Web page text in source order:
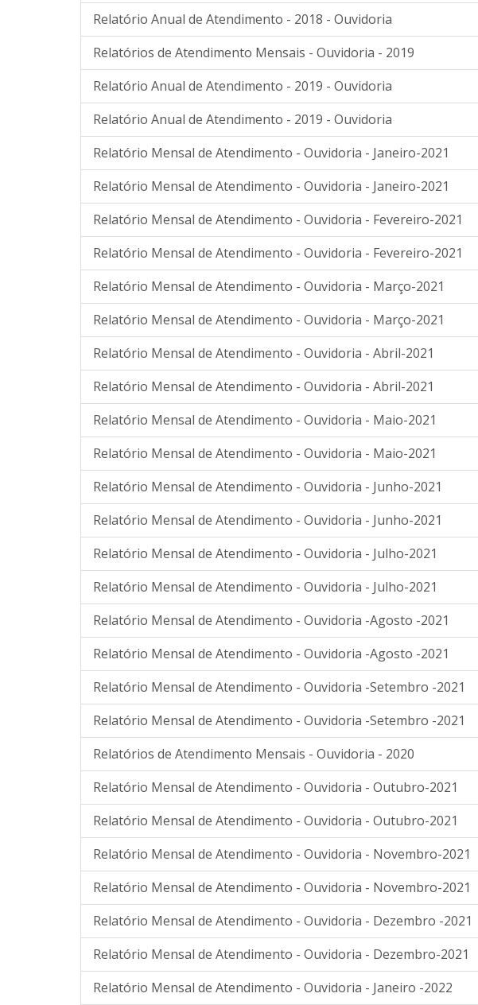
Relatório Anual de Atendimento - 2018 - Ouvidoria
Relatórios de Atendimento Mensais - Ouvidoria - 2019
Relatório Anual de Atendimento - 2019 - Ouvidoria
Relatório Anual de Atendimento - 2019 - Ouvidoria
Relatório Mensal de Atendimento - Ouvidoria - Janeiro-2021
Relatório Mensal de Atendimento - Ouvidoria - Janeiro-2021
Relatório Mensal de Atendimento - Ouvidoria - Fevereiro-2021
Relatório Mensal de Atendimento - Ouvidoria - Fevereiro-2021
Relatório Mensal de Atendimento - Ouvidoria - Março-2021
Relatório Mensal de Atendimento - Ouvidoria - Março-2021
Relatório Mensal de Atendimento - Ouvidoria - Abril-2021
Relatório Mensal de Atendimento - Ouvidoria - Abril-2021
Relatório Mensal de Atendimento - Ouvidoria - Maio-2021
Relatório Mensal de Atendimento - Ouvidoria - Maio-2021
Relatório Mensal de Atendimento - Ouvidoria - Junho-2021
Relatório Mensal de Atendimento - Ouvidoria - Junho-2021
Relatório Mensal de Atendimento - Ouvidoria - Julho-2021
Relatório Mensal de Atendimento - Ouvidoria - Julho-2021
Relatório Mensal de Atendimento - Ouvidoria -Agosto -2021
Relatório Mensal de Atendimento - Ouvidoria -Agosto -2021
Relatório Mensal de Atendimento - Ouvidoria -Setembro -2021
Relatório Mensal de Atendimento - Ouvidoria -Setembro -2021
Relatórios de Atendimento Mensais - Ouvidoria - 2020
Relatório Mensal de Atendimento - Ouvidoria - Outubro-2021
Relatório Mensal de Atendimento - Ouvidoria - Outubro-2021
Relatório Mensal de Atendimento - Ouvidoria - Novembro-2021
Relatório Mensal de Atendimento - Ouvidoria - Novembro-2021
Relatório Mensal de Atendimento - Ouvidoria - Dezembro -2021
Relatório Mensal de Atendimento - Ouvidoria - Dezembro-2021
Relatório Mensal de Atendimento - Ouvidoria - Janeiro -2022